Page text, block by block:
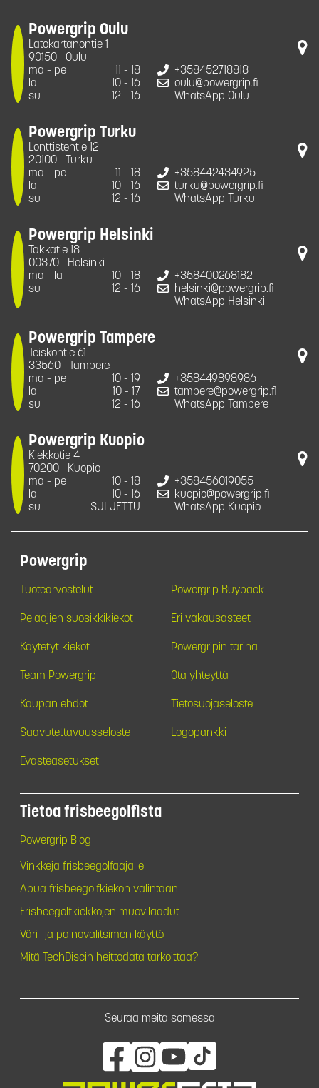
Powergrip Oulu
Latokartanontie 1
90150
Oulu
ma - pe
11 - 18
la
10 - 16
su
12 - 16
+358452718818
oulu@powergrip.fi
WhatsApp Oulu
Powergrip Turku
Lonttistentie 12
20100
Turku
ma - pe
11 - 18
la
10 - 16
su
12 - 16
+358442434925
turku@powergrip.fi
WhatsApp Turku
Powergrip Helsinki
Takkatie 18
00370
Helsinki
ma - la
10 - 18
su
12 - 16
+358400268182
helsinki@powergrip.fi
WhatsApp Helsinki
Powergrip Tampere
Teiskontie 61
33560
Tampere
ma - pe
10 - 19
la
10 - 17
su
12 - 16
+358449898986
tampere@powergrip.fi
WhatsApp Tampere
Powergrip Kuopio
Kiekkotie 4
70200
Kuopio
ma - pe
10 - 18
la
10 - 16
su
SULJETTU
+358456019055
kuopio@powergrip.fi
WhatsApp Kuopio
Powergrip
Tuotearvostelut Powergrip Buyback
Pelaajien suosikkikiekot Eri vakausasteet
Käytetyt kiekot Powergripin tarina
Team Powergrip Ota yhteyttä
Kaupan ehdot Tietosuojaseloste
Saavutettavuusseloste Logopankki
Evästeasetukset
Tietoa frisbeegolfista
Powergrip Blog
Vinkkejä frisbeegolfaajalle
Apua frisbeegolfkiekon valintaan
Frisbeegolfkiekkojen muovilaadut
Väri- ja painovalitsimen käyttö
Mitä TechDiscin heittodata tarkoittaa?
Seuraa meitä somessa